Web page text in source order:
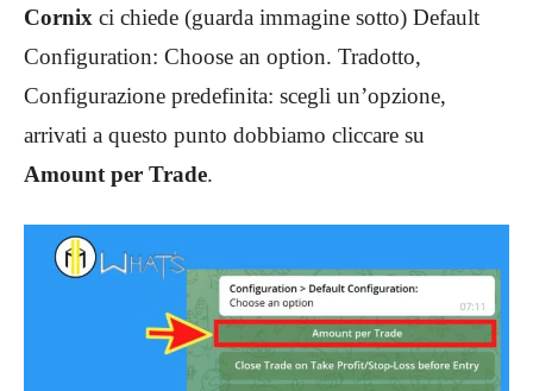
Cornix ci chiede (guarda immagine sotto) Default
Configuration: Choose an option. Tradotto,
Configurazione predefinita: scegli un’opzione,
arrivati a questo punto dobbiamo cliccare su
Amount per Trade.